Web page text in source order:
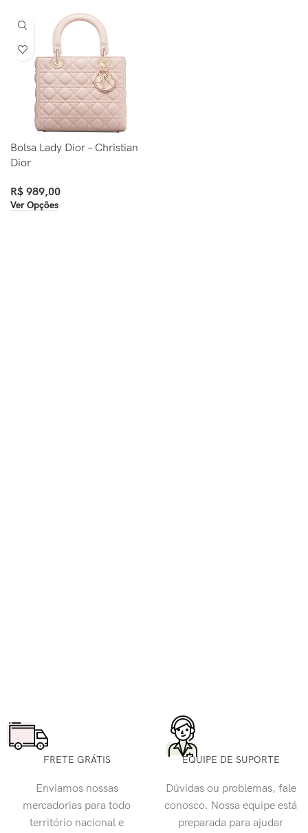
Bolsa Lady Dior – Christian
Dior
R$ 989,00
Ver Opções
FRETE GRÁTIS
Enviamos nossas
mercadorias para todo
território nacional e
EQUIPE DE SUPORTE
Dúvidas ou problemas, fale
conosco. Nossa equipe está
preparada para ajudar